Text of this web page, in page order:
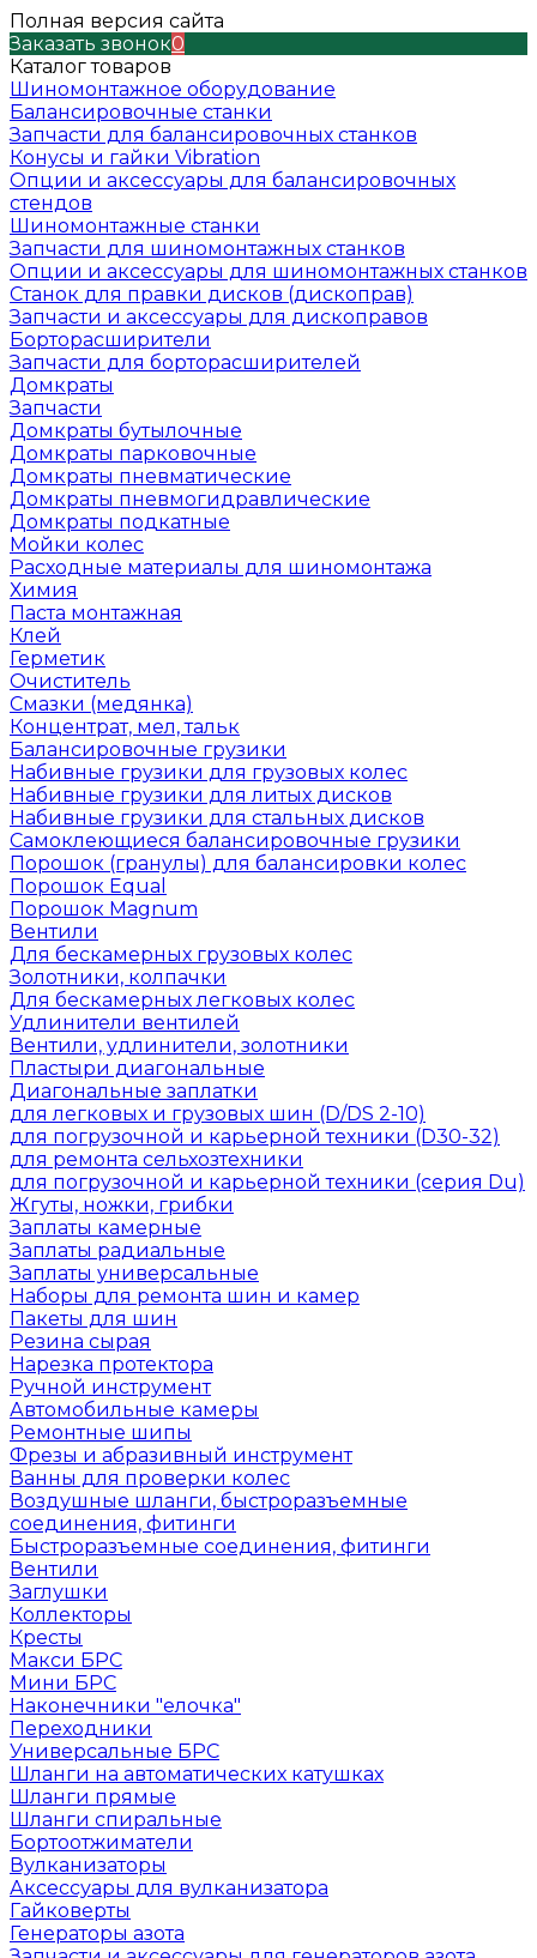
Полная версия сайта
Заказать звонок0
Каталог товаров
Шиномонтажное оборудование
Балансировочные станки
Запчасти для балансировочных станков
Конусы и гайки Vibration
Опции и аксессуары для балансировочных
стендов
Шиномонтажные станки
Запчасти для шиномонтажных станков
Опции и аксессуары для шиномонтажных станков
Станок для правки дисков (дископрав)
Запчасти и аксессуары для дископравов
Борторасширители
Запчасти для борторасширителей
Домкраты
Запчасти
Домкраты бутылочные
Домкраты парковочные
Домкраты пневматические
Домкраты пневмогидравлические
Домкраты подкатные
Мойки колес
Расходные материалы для шиномонтажа
Химия
Паста монтажная
Клей
Герметик
Очиститель
Смазки (медянка)
Концентрат, мел, тальк
Балансировочные грузики
Набивные грузики для грузовых колес
Набивные грузики для литых дисков
Набивные грузики для стальных дисков
Самоклеющиеся балансировочные грузики
Порошок (гранулы) для балансировки колес
Порошок Equal
Порошок Magnum
Вентили
Для бескамерных грузовых колес
Золотники, колпачки
Для бескамерных легковых колес
Удлинители вентилей
Вентили, удлинители, золотники
Пластыри диагональные
Диагональные заплатки
для легковых и грузовых шин (D/DS 2-10)
для погрузочной и карьерной техники (D30-32)
для ремонта сельхозтехники
для погрузочной и карьерной техники (серия Du)
Жгуты, ножки, грибки
Заплаты камерные
Заплаты радиальные
Заплаты универсальные
Наборы для ремонта шин и камер
Пакеты для шин
Резина сырая
Нарезка протектора
Ручной инструмент
Автомобильные камеры
Ремонтные шипы
Фрезы и абразивный инструмент
Ванны для проверки колес
Воздушные шланги, быстроразъемные
соединения, фитинги
Быстроразъемные соединения, фитинги
Вентили
Заглушки
Коллекторы
Кресты
Макси БРС
Мини БРС
Наконечники "елочка"
Переходники
Универсальные БРС
Шланги на автоматических катушках
Шланги прямые
Шланги спиральные
Бортоотжиматели
Вулканизаторы
Аксессуары для вулканизатора
Гайковерты
Генераторы азота